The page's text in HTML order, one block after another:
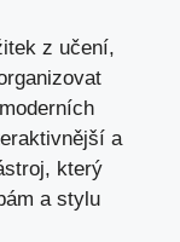
z učení,
a
který
a stylu